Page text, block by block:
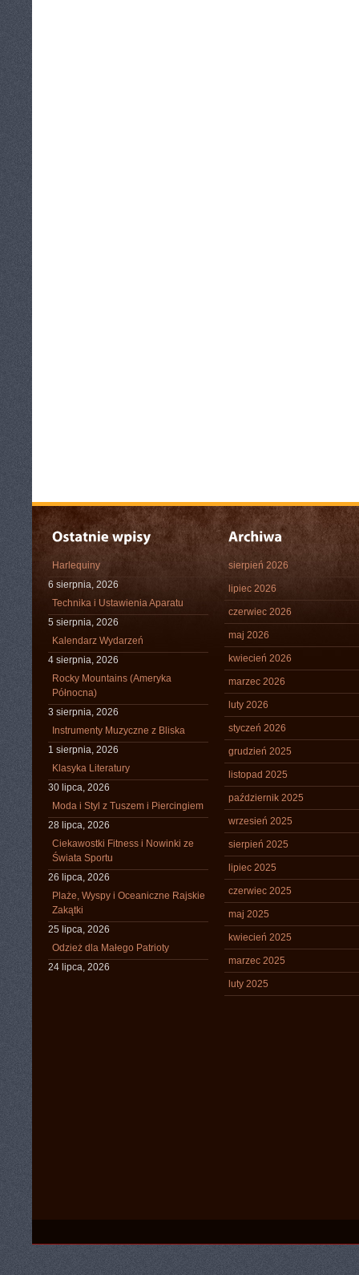
Harlequiny
6 sierpnia, 2026
Technika i Ustawienia Aparatu
5 sierpnia, 2026
Kalendarz Wydarzeń
4 sierpnia, 2026
Rocky Mountains (Ameryka
Północna)
3 sierpnia, 2026
Instrumenty Muzyczne z Bliska
1 sierpnia, 2026
Klasyka Literatury
30 lipca, 2026
Moda i Styl z Tuszem i Piercingiem
28 lipca, 2026
Ciekawostki Fitness i Nowinki ze
Świata Sportu
26 lipca, 2026
Plaże, Wyspy i Oceaniczne Rajskie
Zakątki
25 lipca, 2026
Odzież dla Małego Patrioty
24 lipca, 2026
sierpień 2026
lipiec 2026
czerwiec 2026
maj 2026
kwiecień 2026
marzec 2026
luty 2026
styczeń 2026
grudzień 2025
listopad 2025
październik 2025
wrzesień 2025
sierpień 2025
lipiec 2025
czerwiec 2025
maj 2025
kwiecień 2025
marzec 2025
luty 2025